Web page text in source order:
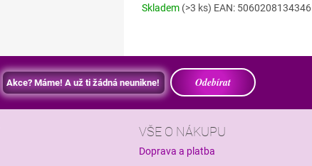
Skladem (>3 ks) EAN: 5060208134346
Akce? Máme! A už ti žádná neunikne! Odebírat
VŠE O NÁKUPU
Doprava a platba